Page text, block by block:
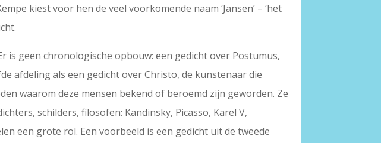
kiest voor hen de veel voorkomende naam ‘Jansen’ – ‘het
is geen chronologische opbouw: een gedicht over Postumus,
afdeling als een gedicht over Christo, de kunstenaar die
waarom deze mensen bekend of beroemd zijn geworden. Ze
schilders, filosofen: Kandinsky, Picasso, Karel V,
een grote rol. Een voorbeeld is een gedicht uit de tweede